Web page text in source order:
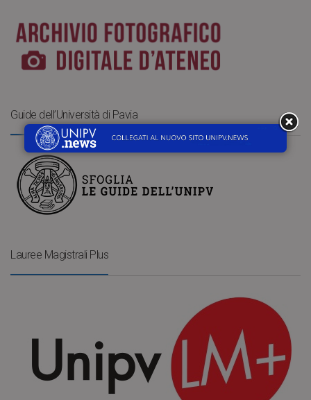
Guide dell’Università di Pavia
Lauree Magistrali Plus